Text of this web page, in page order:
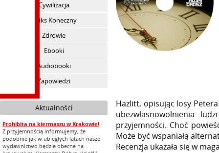
Cywilizacja
Feliks Koneczny
Zdrowie
Ebooki
Audiobooki
Zapowiedzi
Aktualności
Prohibita na kiermaszu w Krakowie!
Z przyjemnością informujemy, że
podobnie jak w ubiegłych latach nasze
wydawnictwo będzie obecne na
Hazlitt, opisując losy
ubezwłasnowolnienia
przyjemności. Choć
Może być wspaniałą
Recenzja ukazała się w